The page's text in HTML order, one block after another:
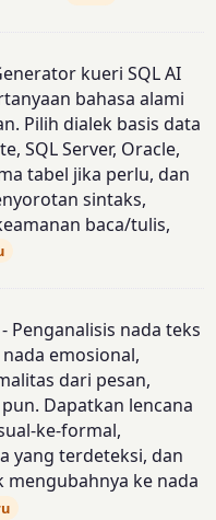
kueri SQL AI
bahasa alami
Pilih dialek basis data
SQL Server, Oracle,
tabel jika perlu, dan
sintaks,
baca/tulis,
- Penganalisis nada teks
emosional,
dari pesan,
Dapatkan lencana
ke-formal,
yang terdeteksi, dan
ke nada